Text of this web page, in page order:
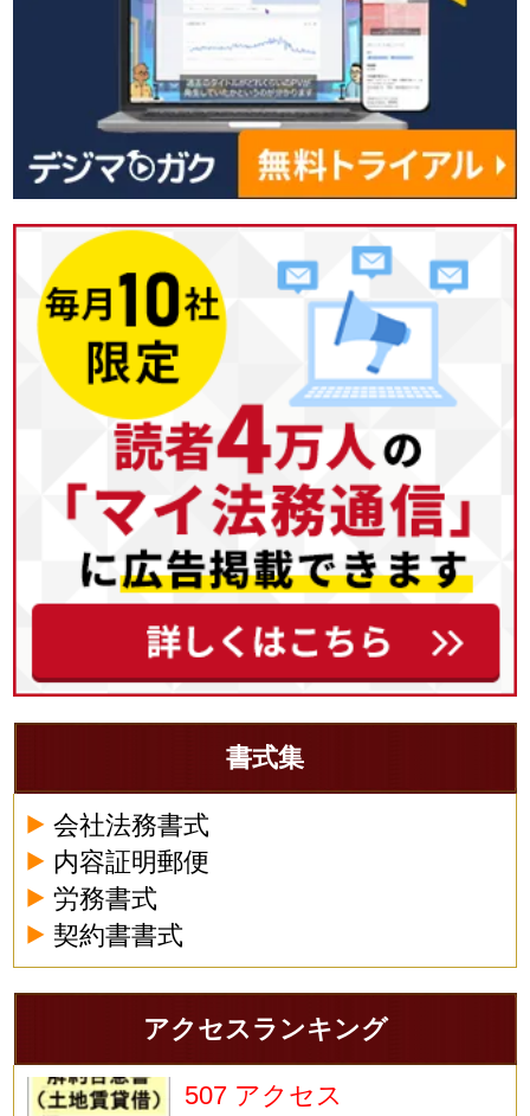
書式集
会社法務書式
内容証明郵便
労務書式
契約書書式
アクセスランキング
507 アクセス